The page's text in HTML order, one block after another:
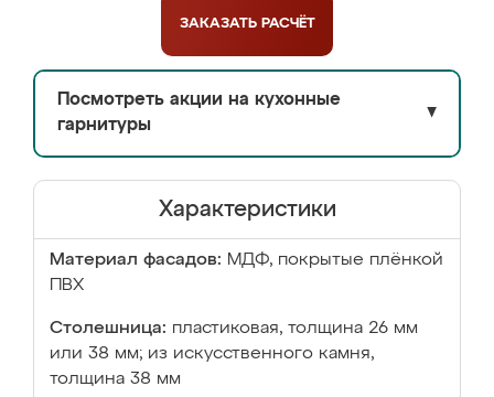
ЗАКАЗАТЬ РАСЧЁТ
Посмотреть акции на кухонные
гарнитуры
▼
Характеристики
Материал фасадов: МДФ, покрытые плёнкой
ПВХ
Столешница: пластиковая, толщина 26 мм
или 38 мм; из искусственного камня,
толщина 38 мм